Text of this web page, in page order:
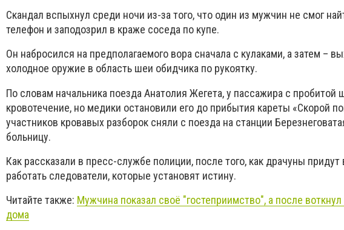
Скандал вспыхнул среди ночи из-за того, что один из мужчин не смог
телефон и заподозрил в краже соседа по купе.
Он набросился на предполагаемого вора сначала с кулаками, а затем –
холодное оружие в область шеи обидчика по рукоятку.
По словам начальника поезда Анатолия Жегета, у пассажира с пробитой
кровотечение, но медики остановили его до прибытия кареты «Скорой
участников кровавых разборок сняли с поезда на станции
больницу.
Как рассказали в пресс-службе полиции, после того, как драчуны
работать следователи, которые установят истину.
Читайте также: Мужчина показал своё "гостеприимство", а после
дома